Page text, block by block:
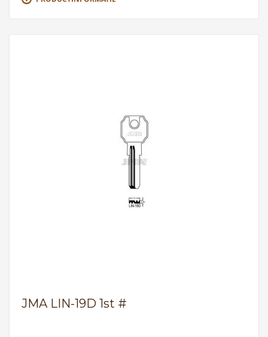
JMA LIN-19D 1st #